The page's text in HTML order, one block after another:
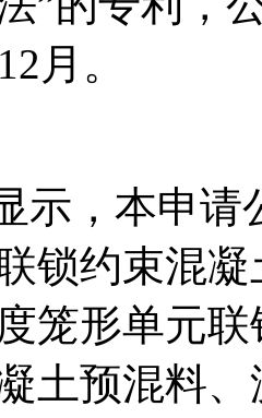
月。
示，本申请
锁约束混
笼形单元
土预混料